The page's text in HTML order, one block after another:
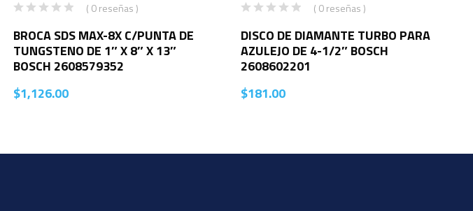
( 0 reseñas )
BROCA SDS MAX-8X C/PUNTA DE
TUNGSTENO DE 1″ X 8″ X 13″
BOSCH 2608579352
$1,126.00
( 0 reseñas )
DISCO DE DIAMANTE TURBO PARA
AZULEJO DE 4-1/2″ BOSCH
2608602201
$181.00